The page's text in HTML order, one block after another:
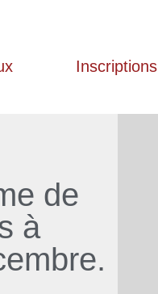
Inscriptions
de
à